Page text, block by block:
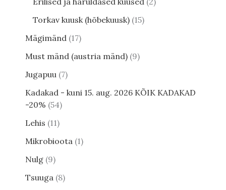
Torkav kuusk (hõbekuusk) 15
Mägimänd 17
Must mänd (austria mänd) 9
Jugapuu 7
Kadakad - kuni 15. aug. 2026 KÕIK KADAKAD
-20% 54
Lehis 11
Mikrobioota 1
Nulg 9
Tsuuga 8